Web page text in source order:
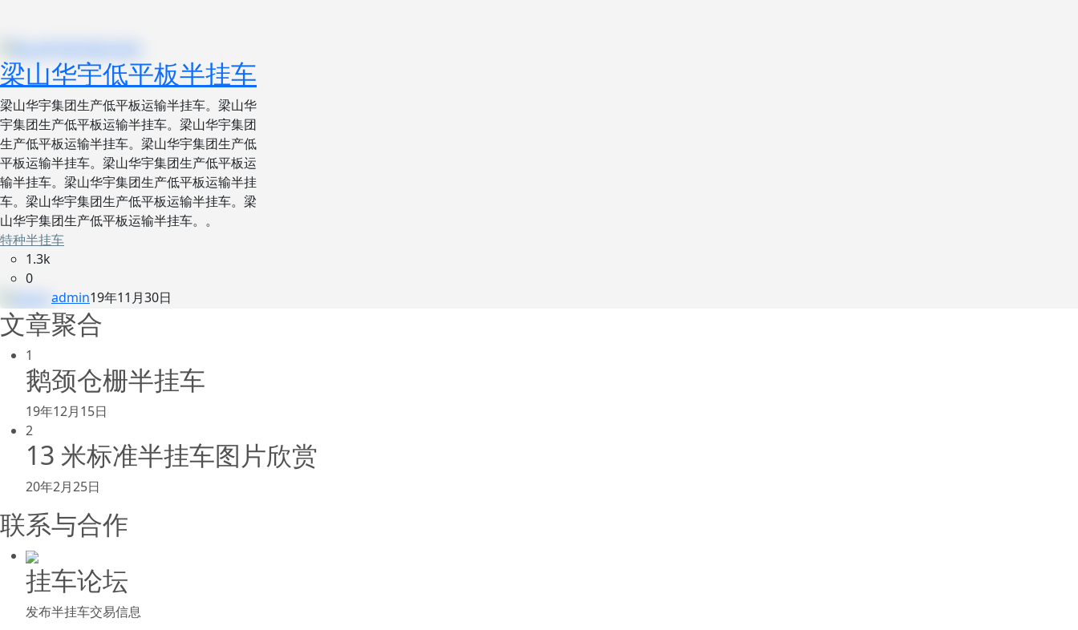
梁山华宇低平板半挂车
梁山华宇集团生产低平板运输半挂车。梁山华
宇集团生产低平板运输半挂车。梁山华宇集团
生产低平板运输半挂车。梁山华宇集团生产低
平板运输半挂车。梁山华宇集团生产低平板运
输半挂车。梁山华宇集团生产低平板运输半挂
车。梁山华宇集团生产低平板运输半挂车。梁
山华宇集团生产低平板运输半挂车。。
特种半挂车
1.3k
0
admin19年11月30日
文章聚合
1
鹅颈仓栅半挂车
19年12月15日
2
13 米标准半挂车图片欣赏
20年2月25日
联系与合作
挂车论坛
发布半挂车交易信息